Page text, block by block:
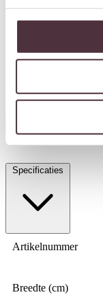
Light & Living
Specificaties
Artikelnummer
Breedte (cm)